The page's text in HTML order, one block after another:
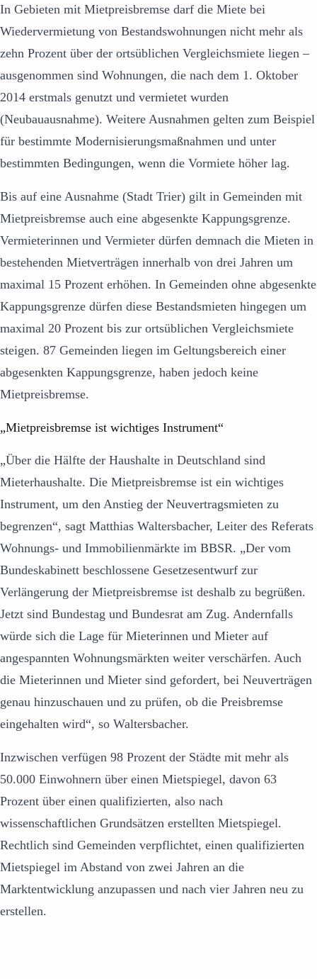
In Gebieten mit Mietpreisbremse darf die Miete bei
Wiedervermietung von Bestandswohnungen nicht mehr als
zehn Prozent über der ortsüblichen Vergleichsmiete liegen –
ausgenommen sind Wohnungen, die nach dem 1. Oktober
2014 erstmals genutzt und vermietet wurden
(Neubauausnahme). Weitere Ausnahmen gelten zum Beispiel
für bestimmte Modernisierungsmaßnahmen und unter
bestimmten Bedingungen, wenn die Vormiete höher lag.
Bis auf eine Ausnahme (Stadt Trier) gilt in Gemeinden mit
Mietpreisbremse auch eine abgesenkte Kappungsgrenze.
Vermieterinnen und Vermieter dürfen demnach die Mieten in
bestehenden Mietverträgen innerhalb von drei Jahren um
maximal 15 Prozent erhöhen. In Gemeinden ohne abgesenkte
Kappungsgrenze dürfen diese Bestandsmieten hingegen um
maximal 20 Prozent bis zur ortsüblichen Vergleichsmiete
steigen. 87 Gemeinden liegen im Geltungsbereich einer
abgesenkten Kappungsgrenze, haben jedoch keine
Mietpreisbremse.
„Mietpreisbremse ist wichtiges Instrument“
„Über die Hälfte der Haushalte in Deutschland sind
Mieterhaushalte. Die Mietpreisbremse ist ein wichtiges
Instrument, um den Anstieg der Neuvertragsmieten zu
begrenzen“, sagt Matthias Waltersbacher, Leiter des Referats
Wohnungs- und Immobilienmärkte im BBSR. „Der vom
Bundeskabinett beschlossene Gesetzesentwurf zur
Verlängerung der Mietpreisbremse ist deshalb zu begrüßen.
Jetzt sind Bundestag und Bundesrat am Zug. Andernfalls
würde sich die Lage für Mieterinnen und Mieter auf
angespannten Wohnungsmärkten weiter verschärfen. Auch
die Mieterinnen und Mieter sind gefordert, bei Neuverträgen
genau hinzuschauen und zu prüfen, ob die Preisbremse
eingehalten wird“, so Waltersbacher.
Inzwischen verfügen 98 Prozent der Städte mit mehr als
50.000 Einwohnern über einen Mietspiegel, davon 63
Prozent über einen qualifizierten, also nach
wissenschaftlichen Grundsätzen erstellten Mietspiegel.
Rechtlich sind Gemeinden verpflichtet, einen qualifizierten
Mietspiegel im Abstand von zwei Jahren an die
Marktentwicklung anzupassen und nach vier Jahren neu zu
erstellen.